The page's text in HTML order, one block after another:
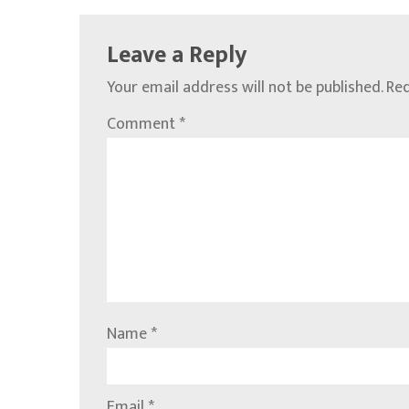
Leave a Reply
Your email address will not be published.
Comment*
Name*